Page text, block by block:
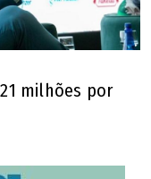
dos gestores, de
funcional de
de apurações
milhões por